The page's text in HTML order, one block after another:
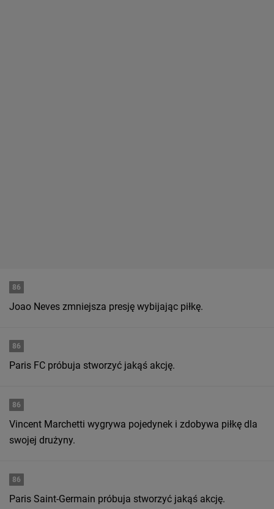
86
Joao Neves zmniejsza presję wybijając piłkę.
86
Paris FC próbuja stworzyć jakąś akcję.
86
Vincent Marchetti wygrywa pojedynek i zdobywa piłkę dla
swojej drużyny.
86
Paris Saint-Germain próbuja stworzyć jakąś akcję.